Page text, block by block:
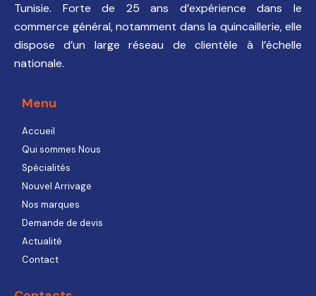
Tunisie. Forte de 25 ans d’expérience dans le
commerce général, notamment dans la quincaillerie, elle
dispose d’un large réseau de clientèle à l’échelle
nationale.
Menu
Accueil
Qui sommes Nous
Spécialités
Nouvel Arrivage
Nos marques
Demande de devis
Actualité
Contact